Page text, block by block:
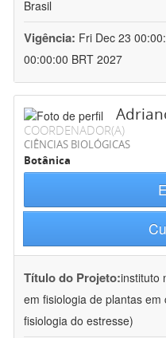
Brasil
Vigência: Fri Dec 23
00:00:00 BRT 2027
COORDENADOR(A)
CIÊNCIAS BIOLÓGICAS
Botânica
Título do Projeto:instituto
em fisiologia de plantas
fisiologia do estresse)